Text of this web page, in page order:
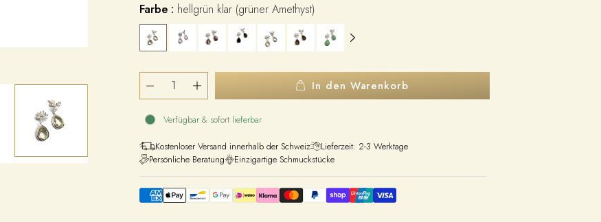
Farbe : hellgrün klar (grüner Amethyst)
In den Warenkorb
Verfügbar & sofort lieferbar
Kostenloser Versand innerhalb der Schweiz
Lieferzeit: 2-3 Werktage
Persönliche Beratung
Einzigartige Schmuckstücke